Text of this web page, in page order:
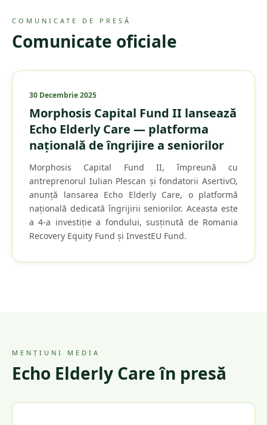
COMUNICATE DE PRESĂ
Comunicate oficiale
30 Decembrie 2025
Morphosis Capital Fund II lansează
Echo Elderly Care — platforma
națională de îngrijire a seniorilor
Morphosis Capital Fund II, împreună cu
antreprenorul Iulian Plescan și fondatorii AsertivO,
anunță lansarea Echo Elderly Care, o platformă
națională dedicată îngrijirii seniorilor. Aceasta este
a 4-a investiție a fondului, susținută de Romania
Recovery Equity Fund și InvestEU Fund.
MENȚIUNI MEDIA
Echo Elderly Care în presă